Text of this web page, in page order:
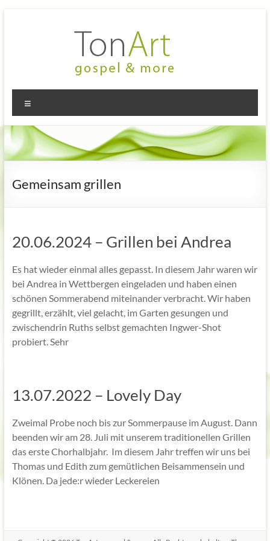
TonArt
–
gospel
&
more
Mein Chor
in
Hannover-
Linden
Gemeinsam grillen
20.06.2024 – Grillen bei Andrea
Es hat wieder einmal alles gepasst. In diesem Jahr waren wir
bei Andrea in Wettbergen eingeladen und haben einen
schönen Sommerabend miteinander verbracht. Wir haben
gegrillt, erzählt, viel gelacht, im Garten gesungen und
zwischendrin Ruths selbst gemachten Ingwer-Shot
probiert. Sehr
13.07.2022 – Lovely Day
Zweimal Probe noch bis zur Sommerpause im August. Dann
beenden wir am 28. Juli mit unserem traditionellen Grillen
das erste Chorhalbjahr. Im diesem Jahr treffen wir uns bei
Thomas und Edith zum gemütlichen Beisammensein und
Klönen. Da jede:r wieder Leckereien